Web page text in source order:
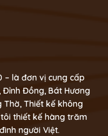
– là đơn vị cung cấp
Đỉnh Đồng, Bát Hương
Thờ, Thiết kế không
thiết kế hàng trăm
người Việt.